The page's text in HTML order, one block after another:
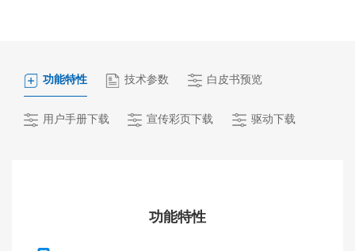
功能特性 技术参数 白皮书预览
用户手册下载 宣传彩页下载 驱动下载
功能特性